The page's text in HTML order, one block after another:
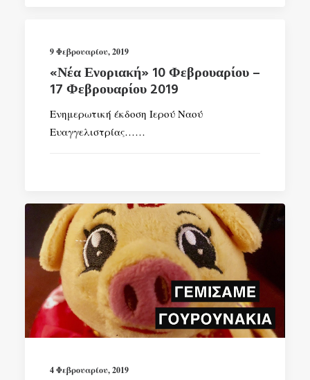
9 Φεβρουαρίου, 2019
«Νέα Ενοριακή» 10 Φεβρουαρίου –
17 Φεβρουαρίου 2019
Ενημερωτική έκδοση Ιερού Ναού
Ευαγγελιστρίας……
4 Φεβρουαρίου, 2019